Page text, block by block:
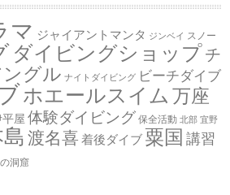
マ ジャイアントマンタ ジンベイ スノー
ダイビングショップチ
ングル ナイトダイビング ビーチダイブ
ホエールスイム 万座
平屋 体験ダイビング 保全活動 北部 宜野
渡名喜 着後ダイブ 粟国 講習
洞窟